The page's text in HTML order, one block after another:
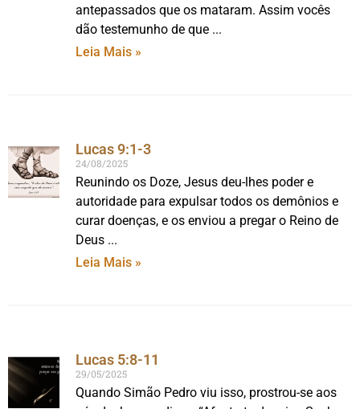
antepassados que os mataram. Assim vocês
dão testemunho de que
Leia Mais »
Lucas 9:1-3
24/08/2025
Reunindo os Doze, Jesus deu-lhes poder e
autoridade para expulsar todos os demônios e
curar doenças, e os enviou a pregar o Reino de
Deus
Leia Mais »
Lucas 5:8-11
29/05/2025
Quando Simão Pedro viu isso, prostrou-se aos